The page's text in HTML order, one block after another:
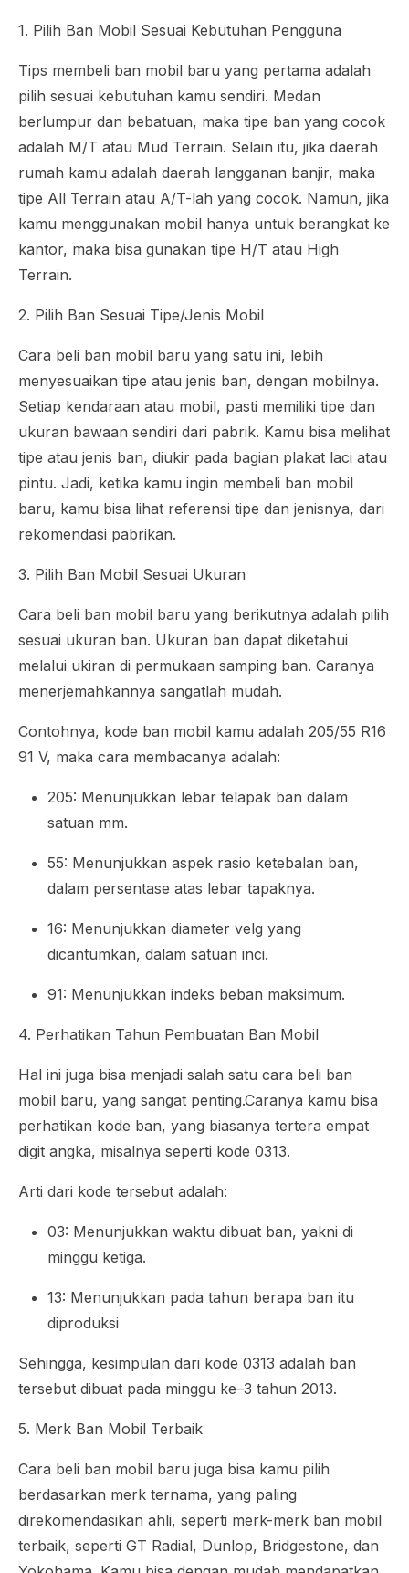
1. Pilih Ban Mobil Sesuai Kebutuhan Pengguna
Tips membeli ban mobil baru yang pertama adalah
pilih sesuai kebutuhan kamu sendiri. Medan
berlumpur dan bebatuan, maka tipe ban yang cocok
adalah M/T atau Mud Terrain. Selain itu, jika daerah
rumah kamu adalah daerah langganan banjir, maka
tipe All Terrain atau A/T-lah yang cocok. Namun, jika
kamu menggunakan mobil hanya untuk berangkat ke
kantor, maka bisa gunakan tipe H/T atau High
Terrain.
2. Pilih Ban Sesuai Tipe/Jenis Mobil
Cara beli ban mobil baru yang satu ini, lebih
menyesuaikan tipe atau jenis ban, dengan mobilnya.
Setiap kendaraan atau mobil, pasti memiliki tipe dan
ukuran bawaan sendiri dari pabrik. Kamu bisa melihat
tipe atau jenis ban, diukir pada bagian plakat laci atau
pintu. Jadi, ketika kamu ingin membeli ban mobil
baru, kamu bisa lihat referensi tipe dan jenisnya, dari
rekomendasi pabrikan.
3. Pilih Ban Mobil Sesuai Ukuran
Cara beli ban mobil baru yang berikutnya adalah pilih
sesuai ukuran ban. Ukuran ban dapat diketahui
melalui ukiran di permukaan samping ban. Caranya
menerjemahkannya sangatlah mudah.
Contohnya, kode ban mobil kamu adalah 205/55 R16
91 V, maka cara membacanya adalah:
205: Menunjukkan lebar telapak ban dalam
satuan mm.
55: Menunjukkan aspek rasio ketebalan ban,
dalam persentase atas lebar tapaknya.
16: Menunjukkan diameter velg yang
dicantumkan, dalam satuan inci.
91: Menunjukkan indeks beban maksimum.
4. Perhatikan Tahun Pembuatan Ban Mobil
Hal ini juga bisa menjadi salah satu cara beli ban
mobil baru, yang sangat penting.Caranya kamu bisa
perhatikan kode ban, yang biasanya tertera empat
digit angka, misalnya seperti kode 0313.
Arti dari kode tersebut adalah:
03: Menunjukkan waktu dibuat ban, yakni di
minggu ketiga.
13: Menunjukkan pada tahun berapa ban itu
diproduksi
Sehingga, kesimpulan dari kode 0313 adalah ban
tersebut dibuat pada minggu ke–3 tahun 2013.
5. Merk Ban Mobil Terbaik
Cara beli ban mobil baru juga bisa kamu pilih
berdasarkan merk ternama, yang paling
direkomendasikan ahli, seperti merk-merk ban mobil
terbaik, seperti GT Radial, Dunlop, Bridgestone, dan